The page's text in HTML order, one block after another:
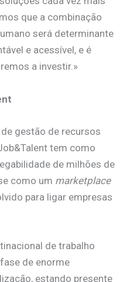
que a combinação
será determinante
e acessível, e é
a investir.»
gestão de recursos
tem como
de milhões de
como um marketplace
para ligar empresas
de trabalho
de enorme
estando presente